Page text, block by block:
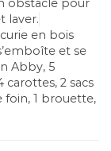
obstacle pour
laver.
en bois
et se
Abby, 5
carottes, 2 sacs
foin, 1 brouette,